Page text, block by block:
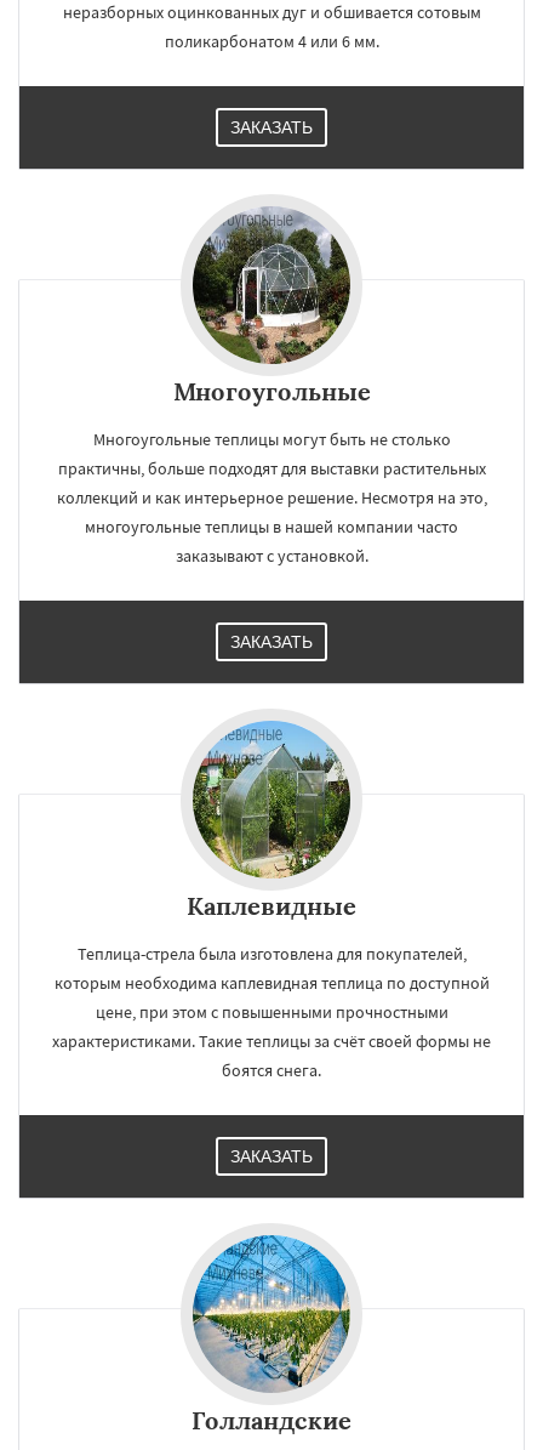
неразборных оцинкованных дуг и обшивается сотовым
поликарбонатом 4 или 6 мм.
ЗАКАЗАТЬ
Многоугольные
Многоугольные теплицы могут быть не столько
практичны, больше подходят для выставки растительных
коллекций и как интерьерное решение. Несмотря на это,
многоугольные теплицы в нашей компании часто
заказывают с установкой.
ЗАКАЗАТЬ
Каплевидные
Теплица-стрела была изготовлена для покупателей,
которым необходима каплевидная теплица по доступной
цене, при этом с повышенными прочностными
характеристиками. Такие теплицы за счёт своей формы не
боятся снега.
ЗАКАЗАТЬ
Голландские